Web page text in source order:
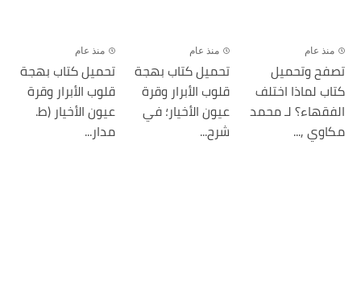
منذ عام
تصفح وتحميل
كتاب لماذا اختلف
الفقهاء؟ لـ محمد
مكاوي ,...
منذ عام
تحميل كتاب بهجة
قلوب الأبرار وقرة
عيون الأخيار؛ في
شرح...
منذ عام
تحميل كتاب بهجة
قلوب الأبرار وقرة
عيون الأخيار (ط.
مدار...